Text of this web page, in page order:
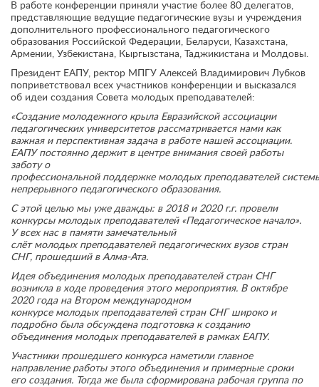
В работе конференции приняли участие более 80 делегатов,
представляющие ведущие педагогические вузы и учреждения
дополнительного профессионального педагогического
образования Российской Федерации, Беларуси, Казахстана,
Армении, Узбекистана, Кыргызстана, Таджикистана и Молдовы.
Президент ЕАПУ, ректор МПГУ Алексей Владимирович Лубков
поприветствовал всех участников конференции и высказался
об идеи создания Совета молодых преподавателей:
«Создание молодежного крыла Евразийской ассоциации
педагогических университетов рассматривается нами как
важная и перспективная задача в работе нашей ассоциации.
ЕАПУ постоянно держит в центре внимания своей работы
заботу о
профессиональной поддержке молодых преподавателей
непрерывного педагогического образования.
С этой целью мы уже дважды: в 2018 и 2020 г.г. провели
конкурсы молодых преподавателей «Педагогическое начало».
У всех нас в памяти замечательный
слёт молодых преподавателей педагогических вузов стран
СНГ, прошедший в Алма-Ата.
Идея объединения молодых преподавателей стран СНГ
возникла в ходе проведения этого мероприятия. В октябре
2020 года на Втором международном
конкурсе молодых преподавателей стран СНГ широко и
подробно была обсуждена подготовка к созданию
объединения молодых преподавателей в рамках ЕАПУ.
Участники прошедшего конкурса наметили главное
направление работы этого объединения и примерные сроки
его создания. Тогда же была сформирована рабочая группа по